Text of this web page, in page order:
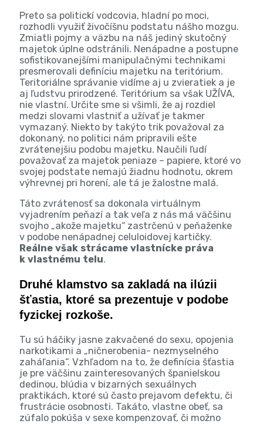
Preto sa politickí vodcovia, hladní po moci,
rozhodli využiť živočíšnu podstatu nášho mozgu.
Zmiatli pojmy a väzbu na náš jediný skutočný
majetok úplne odstránili. Nenápadne a postupne
sofistikovanejšími manipulačnými technikami
presmerovali definíciu majetku na teritórium.
Teritoriálne správanie vidíme aj u zvieratiek a je
aj ľudstvu prirodzené. Teritórium sa však UŽÍVA,
nie vlastní. Určite sme si všimli, že aj rozdiel
medzi slovami vlastniť a užívať je takmer
vymazaný. Niekto by takýto trik považoval za
dokonaný, no politici nám pripravili ešte
zvrátenejšiu podobu majetku. Naučili ľudí
považovať za majetok peniaze – papiere, ktoré vo
svojej podstate nemajú žiadnu hodnotu, okrem
výhrevnej pri horení, ale tá je žalostne malá.
Táto zvrátenosť sa dokonala virtuálnym
vyjadrením peňazí a tak veľa z nás má väčšinu
svojho „akože majetku“ zastrčenú v peňaženke
v podobe nenápadnej celuloidovej kartičky.
Reálne však strácame vlastnícke práva
k vlastnému telu.
Druhé klamstvo sa zakladá na ilúzii
šťastia, ktoré sa prezentuje v podobe
fyzickej rozkoše.
Tu sú háčiky jasne zakvačené do sexu, opojenia
narkotikami a „ničnerobenia- nezmyselného
zaháľania“. Vzhľadom na to, že definícia šťastia
je pre väčšinu zainteresovaných španielskou
dedinou, blúdia v bizarných sexuálnych
praktikách, ktoré sú často prejavom defektu, či
frustrácie osobnosti. Takáto, vlastne obeť, sa
zúfalo pokúša v sexe kompenzovať, či možno